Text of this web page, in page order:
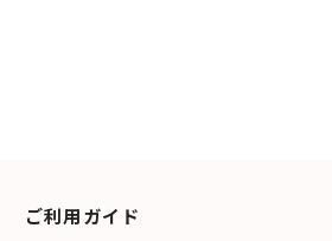
ご利用ガイド